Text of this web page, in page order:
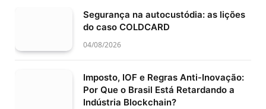
Segurança na autocustódia: as lições
do caso COLDCARD
04/08/2026
Imposto, IOF e Regras Anti-Inovação:
Por Que o Brasil Está Retardando a
Indústria Blockchain?